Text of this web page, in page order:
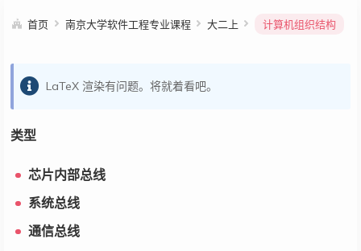
首页 南京大学软件工程专业课程 大二上 计算机组织结构
LaTeX 渲染有问题。将就着看吧。
类型
芯片内部总线
系统总线
通信总线